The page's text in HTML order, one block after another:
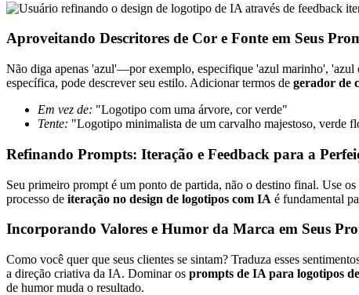
Aproveitando Descritores de Cor e Fonte em Seus
Não diga apenas 'azul'—por exemplo, especifique 'azul marinho', 'azul
específica, pode descrever seu estilo. Adicionar termos de gerador de
Em vez de: "Logotipo com uma árvore, cor verde"
Tente: "Logotipo minimalista de um carvalho majestoso, verde
Refinando Prompts: Iteração e Feedback para a
Seu primeiro prompt é um ponto de partida, não o destino final. Use
processo de iteração no design de logotipos com IA é fundamental
Incorporando Valores e Humor da Marca em Seus
Como você quer que seus clientes se sintam? Traduza esses
a direção criativa da IA. Dominar os prompts de IA para logotipos
de humor muda o resultado.